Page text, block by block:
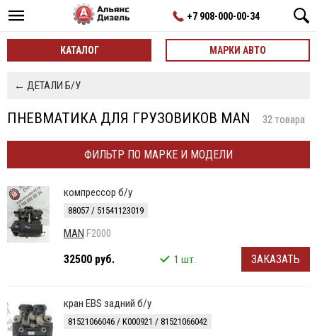
+7 908-000-00-34
КАТАЛОГ МАРКИ АВТО
← ДЕТАЛИ Б/У
ПНЕВМАТИКА ДЛЯ ГРУЗОВИКОВ MAN 32 товара
ФИЛЬТР ПО МАРКЕ И МОДЕЛИ
компрессор б/у
88057 / 51541123019
MAN F2000
32500 руб. 1 шт. ЗАКАЗАТЬ
кран EBS задний б/у
81521066046 / K000921 / 81521066042